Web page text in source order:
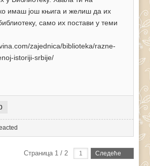
имаш још књига и желиш да их
само их постави у теми
zajednica/biblioteka/razne-
istoriji-srbije/
Страница 1 / 2 Следеће